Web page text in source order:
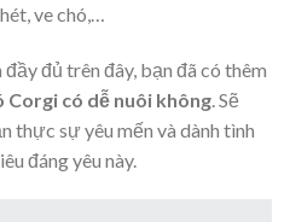
ve chó,…
đủ trên đây, bạn đã có thêm
Corgi có dễ nuôi không . Sẽ
thực sự yêu mến và dành tình
đáng yêu này.